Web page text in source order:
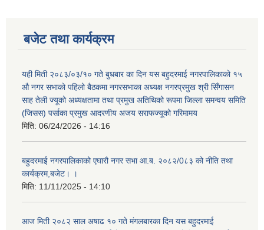
बजेट तथा कार्यक्रम
यही मिती २०८३/०३/१० गते बुधबार का दिन यस बहुदरमाई नगरपालिकाको १५
औ नगर सभाको पहिलो बैठकमा नगरसभाका अध्यक्ष नगरप्रमुख श्री सिँगासन
साह तेली ज्यूको अध्यक्षतामा तथा प्रमुख अतिथिको रूपमा जिल्ला समन्वय समिति
(जिसस) पर्साका प्रमुख आदरणीय अजय सराफज्यूको गरिमामय
मिति: 06/24/2026 - 14:16
बहुदरमाई नगरपालिकाको एघारौ नगर सभा आ.ब. २०८२/0८३ को नीति तथा
कार्यक्रम,बजेट। ।
मिति: 11/11/2025 - 14:10
आज मिती २०८२ साल अषाढ १० गते मंगलबारका दिन यस बहुदरमाई